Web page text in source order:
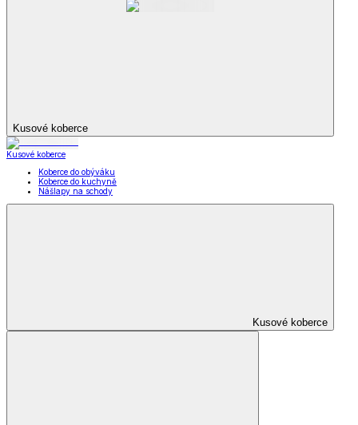
Kusové koberce
Kusové koberce
Koberce do obýváku
Koberce do kuchyně
Nášlapy na schody
Kusové koberce